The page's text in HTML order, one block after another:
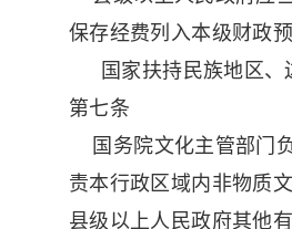
保存经费列入本级财政预
国家扶持民族地区、
第七条
国务院文化主管部门
责本行政区域内非物质
县级以上人民政府其他